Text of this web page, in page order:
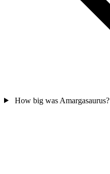
How big was Amargasaurus?